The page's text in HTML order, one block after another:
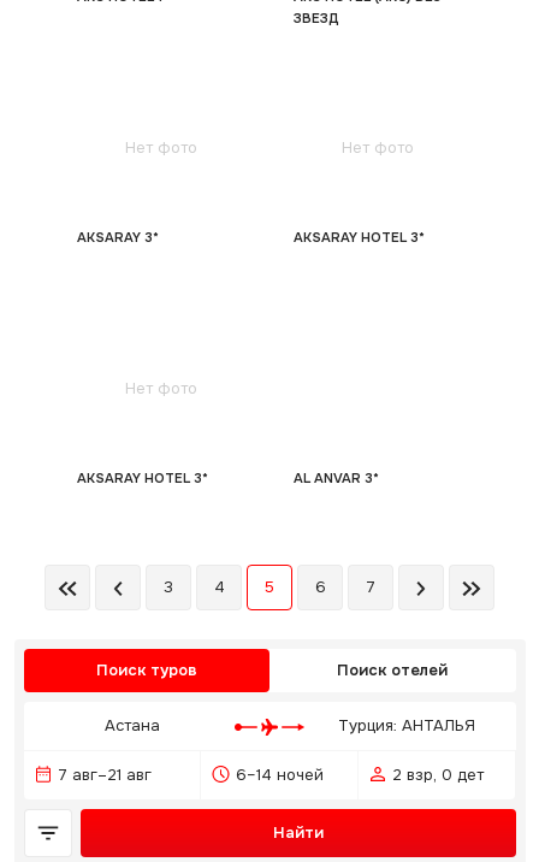
ЗВЕЗД
Нет фото
AKSARAY 3*
Нет фото
AKSARAY HOTEL 3*
Нет фото
AKSARAY HOTEL 3* AL ANVAR 3*
3 4 5 6 7
Поиск туров Поиск отелей
Астана Турция: АНТАЛЬЯ
7 авг–21 авг 6–14 ночей 2 взр, 0 дет
Найти